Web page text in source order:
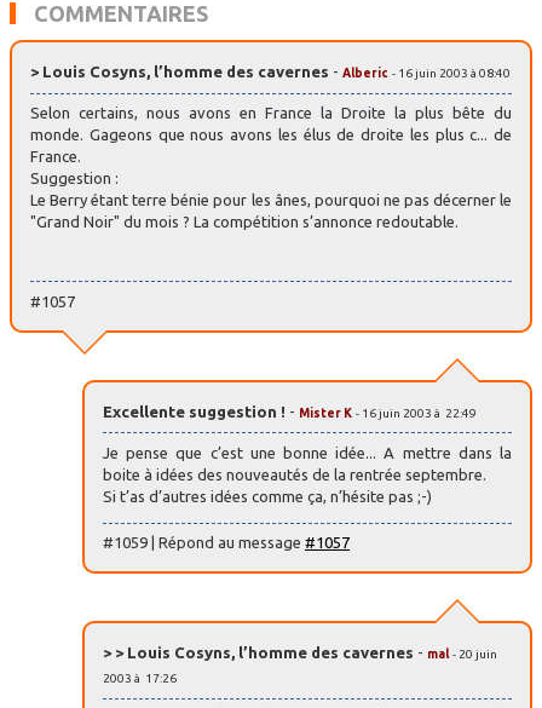
COMMENTAIRES
> Louis Cosyns, l’homme des cavernes - Alberic - 16 juin 2003 à 08:40
Selon certains, nous avons en France la Droite la plus bête du
monde. Gageons que nous avons les élus de droite les plus c... de
France.
Suggestion :
Le Berry étant terre bénie pour les ânes, pourquoi ne pas décerner le
"Grand Noir" du mois ? La compétition s’annonce redoutable.
#1057
Excellente suggestion ! - Mister K - 16 juin 2003 à 22:49
Je pense que c’est une bonne idée... A mettre dans la
boite à idées des nouveautés de la rentrée septembre.
Si t’as d’autres idées comme ça, n’hésite pas ;-)
#1059 | Répond au message #1057
> > Louis Cosyns, l’homme des cavernes - mal - 20 juin
2003 à 17:26